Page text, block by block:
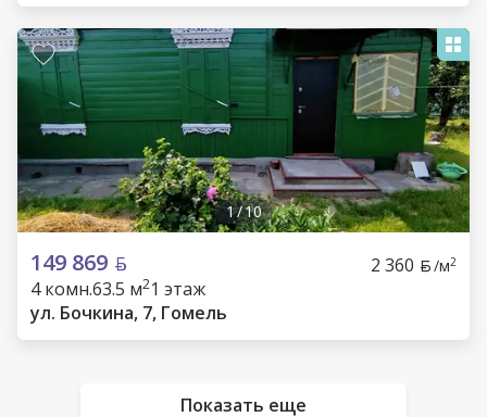
1/10
149 869 2 360 /м2
4 комн.63.5 м21 этаж
ул. Бочкина, 7, Гомель
Показать еще